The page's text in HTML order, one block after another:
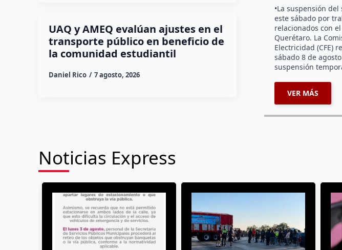
UAQ y AMEQ evalúan ajustes en el
transporte público en beneficio de
la comunidad estudiantil
Daniel Rico 7 agosto, 2026
•La suspensión del
este sábado por
relacionados con
Querétaro. La
Electricidad (CFE)
sábado 8 de
suspensión
VER MÁS
Noticias Express